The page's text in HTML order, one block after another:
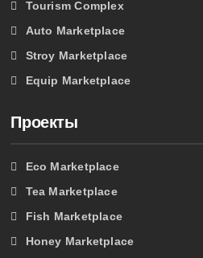
Tourism Complex
Auto Marketplace
Stroy Marketplace
Equip Marketplace
Проекты
Eco Marketplace
Tea Marketplace
Fish Marketplace
Honey Marketplace